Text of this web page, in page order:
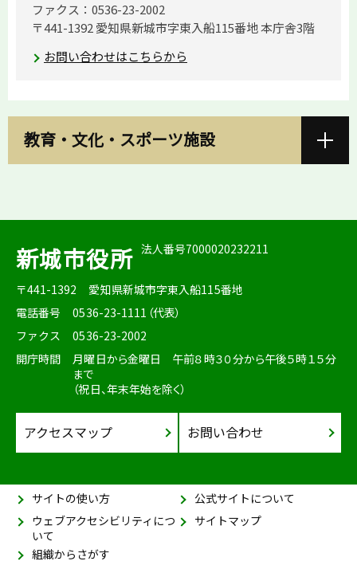
ファクス：0536-23-2002
〒441-1392 愛知県新城市字東入船115番地 本庁舎3階
お問い合わせはこちらから
教育・文化・スポーツ施設
新城市役所 法人番号7000020232211
〒441-1392
愛知県新城市字東入船115番地
電話番号
0536-23-1111（代表）
ファクス
0536-23-2002
開庁時間
月曜日から金曜日 午前８時３０分から午後５時１５分
まで
（祝日、年末年始を除く）
アクセスマップ お問い合わせ
サイトの使い方
公式サイトについて
ウェブアクセシビリティにつ
いて
サイトマップ
組織からさがす